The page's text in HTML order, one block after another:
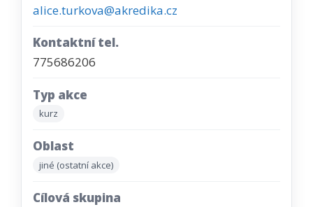
alice.turkova@akredika.cz
Kontaktní tel.
775686206
Typ akce
kurz
Oblast
jiné (ostatní akce)
Cílová skupina